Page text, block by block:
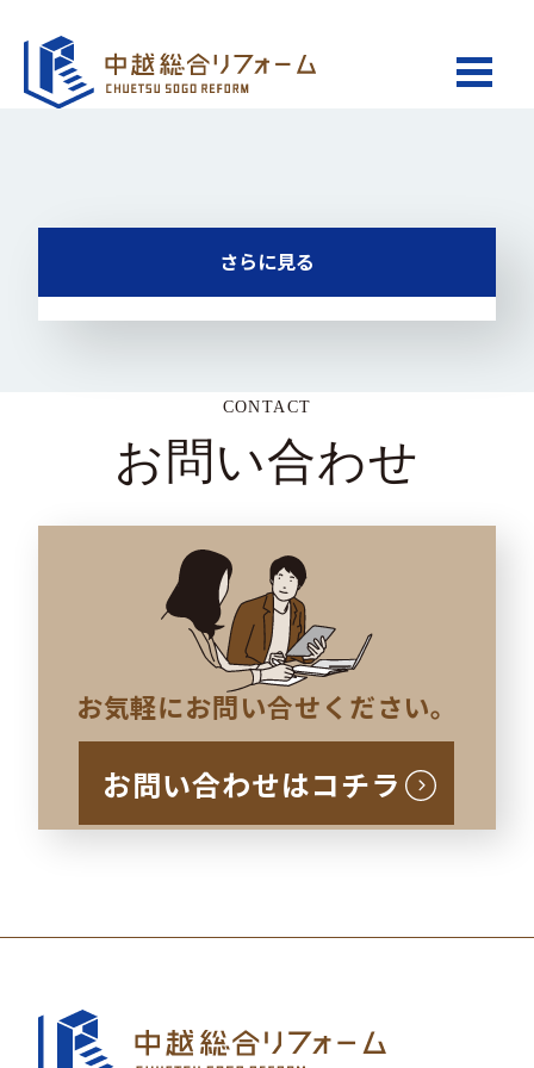
さらに見る
CONTACT
お問い合わせ
お気軽にお問い合せください。
お問い合わせはコチラ